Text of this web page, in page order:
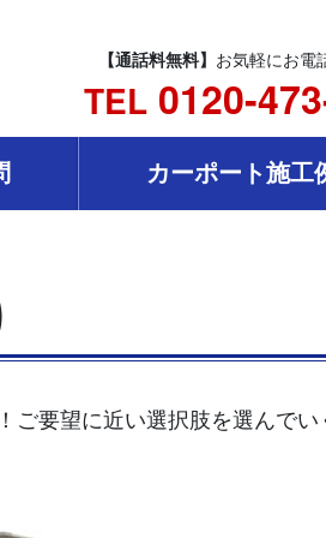
【通話料無料】 お気軽にお電
TEL 0120-
カーポート施工
要望に近い選択肢を選んでい